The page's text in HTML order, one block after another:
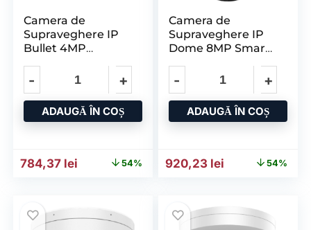
Camera de
Supraveghere IP
Bullet 4MP
2CD2T43G2-
LIS2U/SL(2.8MM),
Lentila
ADAUGĂ ÎN COȘ
Prețul inițial a fost: 1.702,18 lei.
784,37 lei Prețul curent este: 784,37 lei.
54%
Camera de
Supraveghere IP
Dome 8MP Smart
ADAUGĂ ÎN COȘ
Prețul inițial a fost:
920,23 lei Prețul curent
54%